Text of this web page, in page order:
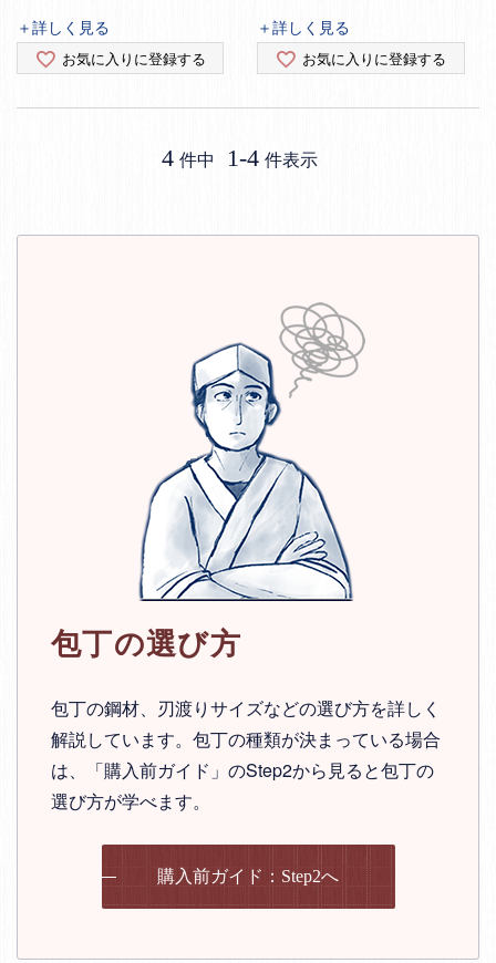
＋詳しく見る
お気に入りに登録する
＋詳しく見る
お気に入りに登録する
4 件中 1-4 件表示
包丁の選び方
包丁の鋼材、刃渡りサイズなどの選び方を詳しく
解説しています。包丁の種類が決まっている場合
は、「購入前ガイド」のStep2から見ると包丁の
選び方が学べます。
購入前ガイド：Step2へ